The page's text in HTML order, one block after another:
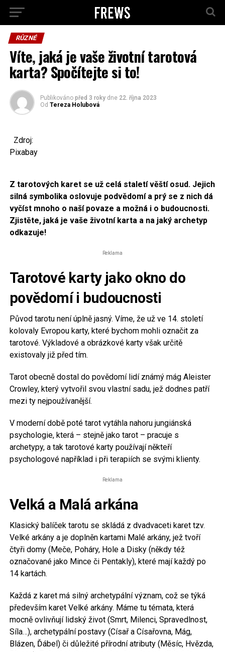
RŮZNÉ
Víte, jaká je vaše životní tarotová
karta? Spočítejte si to!
Publikováno před 3 roky dne 22. října 2023
Od Tereza Holubová
Zdroj:
Pixabay
Z tarotových karet se už celá staletí věští osud. Jejich
silná symbolika oslovuje podvědomí a prý se z nich dá
vyčíst mnoho o naší povaze a možná i o budoucnosti.
Zjistěte, jaká je vaše životní karta a na jaký archetyp
odkazuje!
Reklama
Tarotové karty jako okno do
povědomí i budoucnosti
Původ tarotu není úplně jasný. Víme, že už ve 14. století
kolovaly Evropou karty, které bychom mohli označit za
tarotové. Výkladové a obrázkové karty však určitě
existovaly již před tím.
Tarot obecně dostal do povědomí lidí známý mág Aleister
Crowley, který vytvořil svou vlastní sadu, jež dodnes patří
mezi ty nejpoužívanější.
V moderní době poté tarot vytáhla nahoru jungiánská
psychologie, která – stejně jako tarot – pracuje s
archetypy, a tak tarotové karty používají někteří
psychologové například i při terapiích se svými klienty.
Reklama
Velká a Malá arkána
Klasický balíček tarotu se skládá z dvadvaceti karet tzv.
Velké arkány a je doplněn kartami Malé arkány, jež tvoří
čtyři domy (Meče, Poháry, Hole a Disky (někdy též
označované jako Mince či Pentakly), které mají každý po
14 kartách.
Každá z karet má silný archetypální význam, což se týká
především karet Velké arkány. Máme tu témata, která
mocně ovlivňují lidský život (Smrt, Milenci, Spravedlnost,
Síla…), archetypální postavy (Císař a Císařovna, Mág,
Blázen, Ďábel) či důležité přírodní atributy (Měsíc, Hvězda,